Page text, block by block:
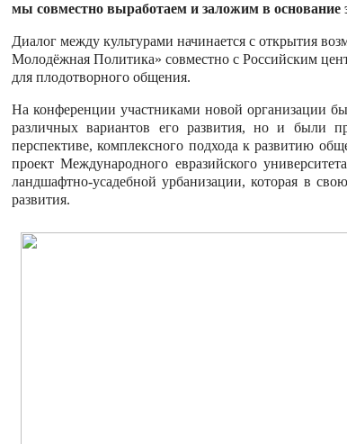
мы совместно выработаем и заложим в основание
Диалог между культурами начинается с открытия
Молодёжная Политика» совместно с Российским
для плодотворного общения.
На конференции участниками новой организации
различных вариантов его развития, но и были
перспективе, комплексного подхода к развитию
проект Международного евразийского
ландшафтно-усадебной урбанизации, которая в
развития.